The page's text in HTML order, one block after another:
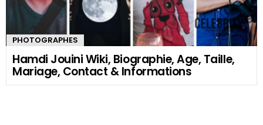
PHOTOGRAPHES
Hamdi Jouini Wiki, Biographie, Age, Taille,
Mariage, Contact & Informations